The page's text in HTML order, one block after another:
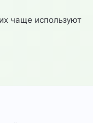
чаще используют